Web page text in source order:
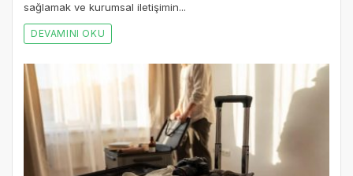
sağlamak ve kurumsal iletişimin...
DEVAMINI OKU